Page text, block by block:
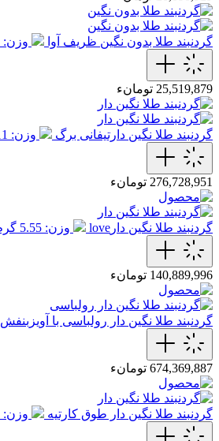
گردنبند طلا بدون نگین ظریف آوا وزن: 1.07 گرم
25,519,879 تومانء
گردنبند طلا نگین دارتیفانی برگ وزن: 11 گرم
276,728,951 تومانء
گردنبند طلا نگین دارlove وزن: 5.55 گرم
140,889,996 تومانء
گردنبند طلا نگین دار رولباسی با آویزبنفش
674,369,887 تومانء
گردنبند طلا نگین دار طوق کارتیه وزن: 35.45 گرم